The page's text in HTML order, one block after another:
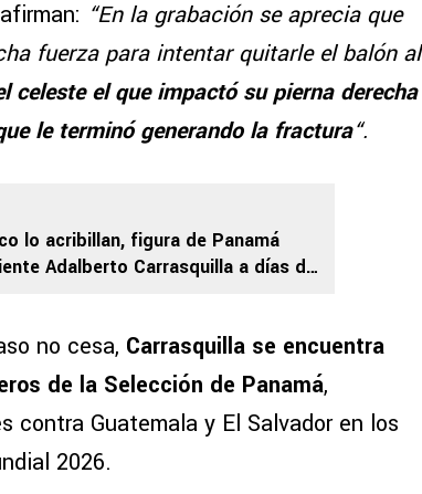
“En la grabación se aprecia que
fuerza para intentar quitarle el balón al
celeste el que impactó su pierna derecha
le terminó generando la fractura“.
lo acribillan, figura de Panamá
Adalberto Carrasquilla a días de
no cesa, Carrasquilla se encuentra
de la Selección de Panamá,
contra Guatemala y El Salvador en los
2026.